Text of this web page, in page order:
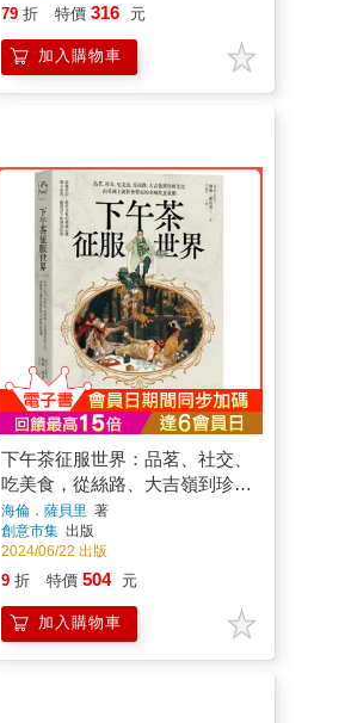
79 折 特價 316 元
加入購物車
下午茶征服世界：品茗、社交、
吃美食，從絲路、大吉嶺到珍奶
文化，由英國上流社會帶起的全
球飲食風潮
海倫．薩貝里 著
創意市集 出版
2024/06/22 出版
9 折 特價 504 元
加入購物車